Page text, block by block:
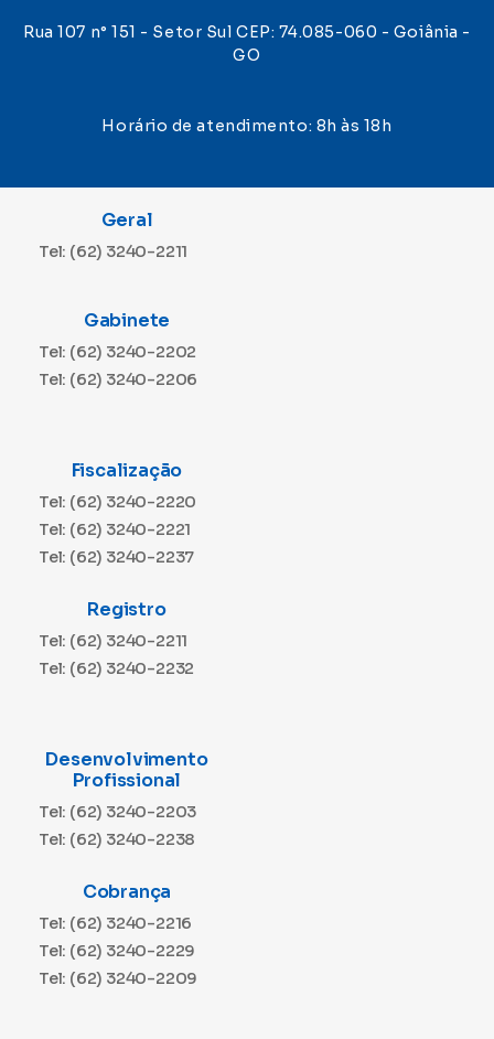
Rua 107 n° 151 - Setor Sul CEP: 74.085-060 - Goiânia -
GO
Horário de atendimento: 8h às 18h
Geral
Tel: (62) 3240-2211
Gabinete
Tel: (62) 3240-2202
Tel: (62) 3240-2206
Fiscalização
Tel: (62) 3240-2220
Tel: (62) 3240-2221
Tel: (62) 3240-2237
Registro
Tel: (62) 3240-2211
Tel: (62) 3240-2232
Desenvolvimento
Profissional
Tel: (62) 3240-2203
Tel: (62) 3240-2238
Cobrança
Tel: (62) 3240-2216
Tel: (62) 3240-2229
Tel: (62) 3240-2209